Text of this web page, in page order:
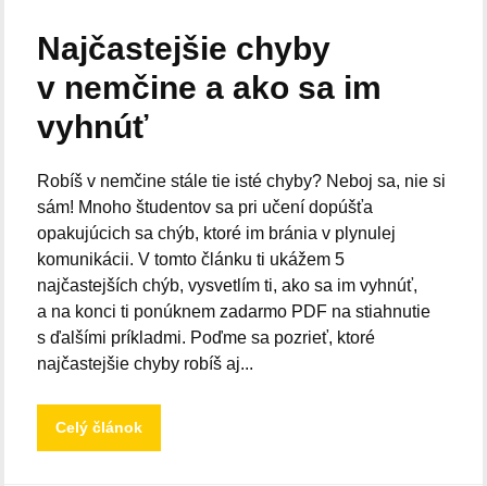
Najčastejšie chyby
v nemčine a ako sa im
vyhnúť
Robíš v nemčine stále tie isté chyby? Neboj sa, nie si
sám! Mnoho študentov sa pri učení dopúšťa
opakujúcich sa chýb, ktoré im bránia v plynulej
komunikácii. V tomto článku ti ukážem 5
najčastejších chýb, vysvetlím ti, ako sa im vyhnúť,
a na konci ti ponúknem zadarmo PDF na stiahnutie
s ďalšími príkladmi. Poďme sa pozrieť, ktoré
najčastejšie chyby robíš aj...
Celý článok